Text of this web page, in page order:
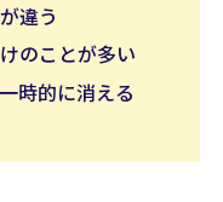
違う
のことが多い
時的に消える